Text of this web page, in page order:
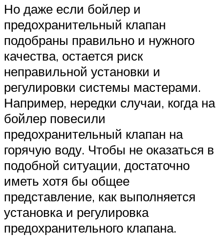
Но даже если бойлер и
предохранительный клапан
подобраны правильно и нужного
качества, остается риск
неправильной установки и
регулировки системы мастерами.
Например, нередки случаи, когда на
бойлер повесили
предохранительный клапан на
горячую воду. Чтобы не оказаться в
подобной ситуации, достаточно
иметь хотя бы общее
представление, как выполняется
установка и регулировка
предохранительного клапана.